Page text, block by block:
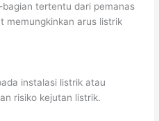
tertentu dari pemanas
memungkinkan arus listrik
instalasi listrik atau
risiko kejutan listrik.